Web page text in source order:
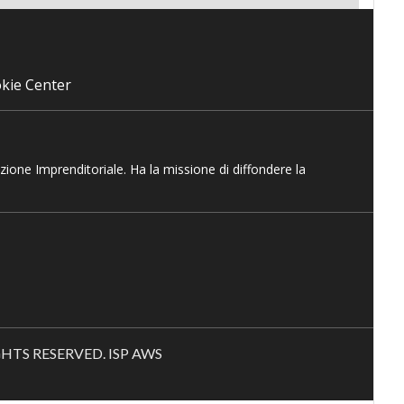
Center
Imprenditoriale. Ha la missione di diffondere la
RESERVED. ISP AWS